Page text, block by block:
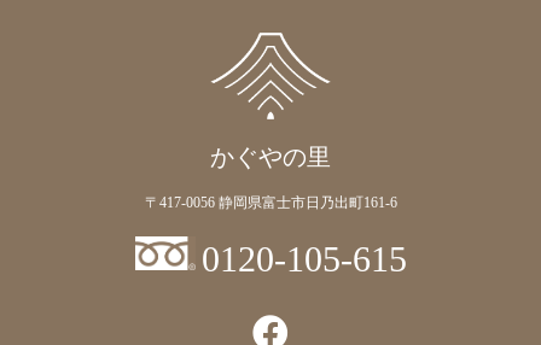
かぐやの里
〒417-0056 静岡県富士市日乃出町161-6
0120-105-615